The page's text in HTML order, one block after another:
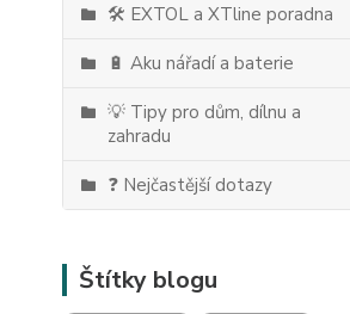
🛠️ EXTOL a XTline poradna
🔋 Aku nářadí a baterie
💡 Tipy pro dům, dílnu a
zahradu
❓ Nejčastější dotazy
Štítky blogu